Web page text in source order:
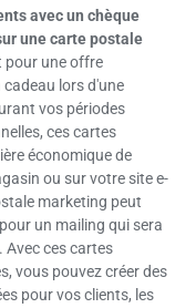
avec un chèque
une carte postale
pour une offre
lors d'une
vos périodes
ces cartes
économique de
ou sur votre site e-
marketing peut
un mailing qui sera
Avec ces cartes
vous pouvez créer des
pour vos clients, les